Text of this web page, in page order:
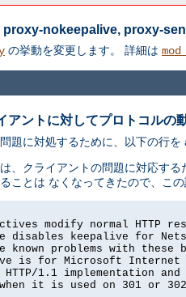
nokeepalive, proxy-
の挙動を変更します。 詳細は
アントに対してプロトコルの
題に対処するために、以下の行
、クライアントの問題に対応す
ことは なくなってきたので、こ
modify normal HTTP
keepalive for
problems with these
is for Microsoft Internet
1.1 implementation
it is used on 301 or